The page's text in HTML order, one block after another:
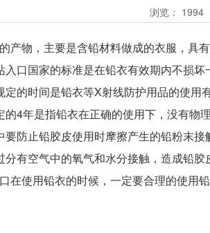
浏览： 1994
物，主要是含铅材料做成的衣服，具
口国家的标准是在铅衣有效期内不损坏
的时间是铅衣等X射线防护用品的使用
4年是指铅衣在正确的使用下，没有物
止铅胶皮使用时摩擦产生的铅粉末接
有空气中的氧气和水分接触，造成铅胶
使用铅衣的时候，一定要合理的使用